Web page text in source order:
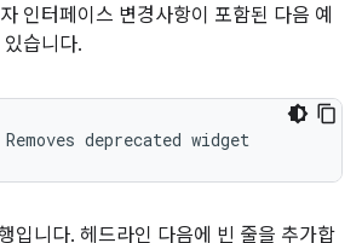
인터페이스 변경사항이 포함된 다음 예
습니다.
입니다. 헤드라인 다음에 빈 줄을 추가합